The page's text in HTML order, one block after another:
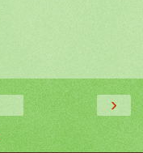
›